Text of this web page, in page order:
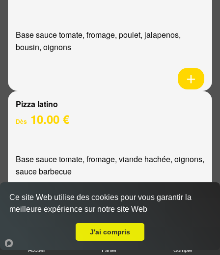
Base sauce tomate, fromage, poulet, jalapenos,
bousin, oignons
Pizza latino
Dès 10.00 €
Base sauce tomate, fromage, viande hachée, oignons,
sauce barbecue
Accueil Panier Compte
Ce site Web utilise des cookies pour vous garantir la
meilleure expérience sur notre site Web
J'ai compris